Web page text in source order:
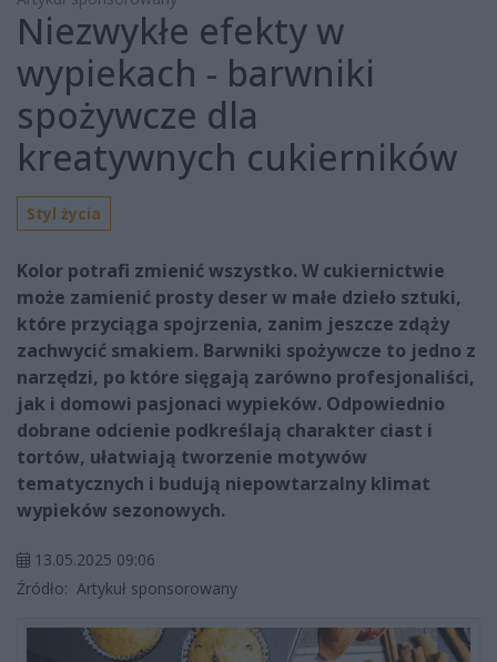
Niezwykłe efekty w
wypiekach - barwniki
spożywcze dla
kreatywnych cukierników
Styl życia
Kolor potrafi zmienić wszystko. W cukiernictwie
może zamienić prosty deser w małe dzieło sztuki,
które przyciąga spojrzenia, zanim jeszcze zdąży
zachwycić smakiem. Barwniki spożywcze to jedno z
narzędzi, po które sięgają zarówno profesjonaliści,
jak i domowi pasjonaci wypieków. Odpowiednio
dobrane odcienie podkreślają charakter ciast i
tortów, ułatwiają tworzenie motywów
tematycznych i budują niepowtarzalny klimat
wypieków sezonowych.
13.05.2025 09:06
Źródło: Artykuł sponsorowany